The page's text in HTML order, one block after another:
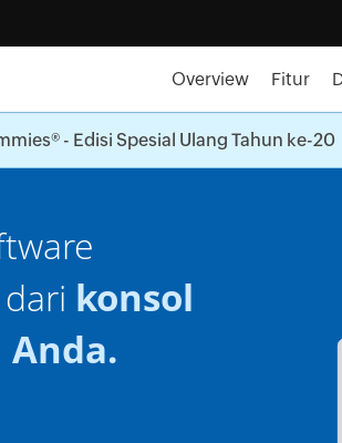
Overview Fitur
- Edisi Spesial Ulang Tahun ke-20
10